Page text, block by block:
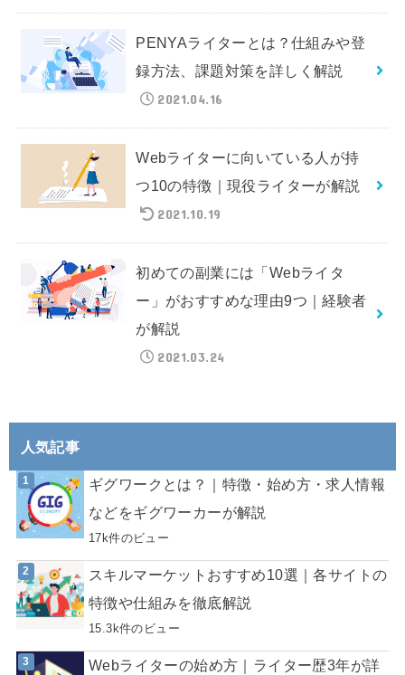
PENYAライターとは？仕組みや登
録方法、課題対策を詳しく解説
2021.04.16
Webライターに向いている人が持
つ10の特徴｜現役ライターが解説
2021.10.19
初めての副業には「Webライタ
ー」がおすすめな理由9つ｜経験者
が解説
2021.03.24
人気記事
ギグワークとは？｜特徴・始め方・求人情報
などをギグワーカーが解説
17k件のビュー
スキルマーケットおすすめ10選｜各サイトの
特徴や仕組みを徹底解説
15.3k件のビュー
Webライターの始め方｜ライター歴3年が詳